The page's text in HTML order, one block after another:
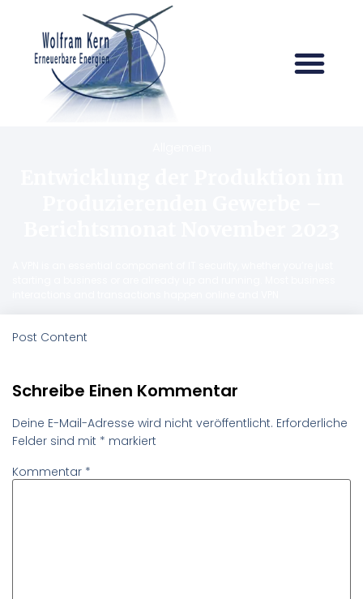
Post Content
Schreibe Einen Kommentar
Deine E-Mail-Adresse wird nicht veröffentlicht. Erforderliche
Felder sind mit * markiert
Kommentar *